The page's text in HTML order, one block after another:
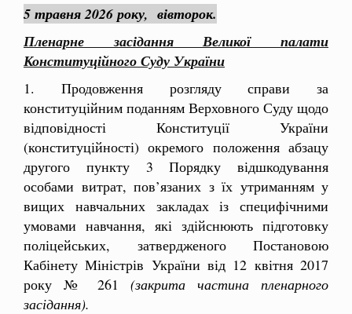
5 травня 2026 року, вівторок.
Пленарне засідання Великої палати
Конституційного Суду України
1. Продовження розгляду справи за
конституційним поданням Верховного Суду щодо
відповідності Конституції України
(конституційності) окремого положення абзацу
другого пункту 3 Порядку відшкодування
особами витрат, пов’язаних з їх утриманням у
вищих навчальних закладах із специфічними
умовами навчання, які здійснюють підготовку
поліцейських, затвердженого Постановою
Кабінету Міністрів України від 12 квітня 2017
року № 261 (закрита частина пленарного
засідання).